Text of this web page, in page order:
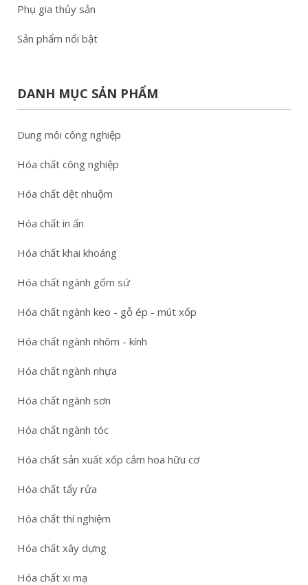
Phụ gia thủy sản
Sản phẩm nổi bật
DANH MỤC SẢN PHẨM
Dung môi công nghiệp
Hóa chất công nghiệp
Hóa chất dệt nhuộm
Hóa chất in ấn
Hóa chất khai khoáng
Hóa chất ngành gốm sứ
Hóa chất ngành keo - gỗ ép - mút xốp
Hóa chất ngành nhôm - kính
Hóa chất ngành nhựa
Hóa chất ngành sơn
Hóa chất ngành tóc
Hóa chất sản xuất xốp cắm hoa hữu cơ
Hóa chất tẩy rửa
Hóa chất thí nghiệm
Hóa chất xây dựng
Hóa chất xi mạ